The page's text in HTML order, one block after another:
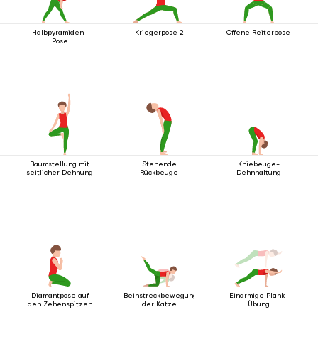
Halbpyramiden-
Pose
Kriegerpose 2 Offene Reiterpose
Baumstellung mit
seitlicher Dehnung
Stehende
Rückbeuge
Kniebeuge-
Dehnhaltung
Diamantpose auf
den Zehenspitzen
Beinstreckbewegung
der Katze
Einarmige Plank-
Übung